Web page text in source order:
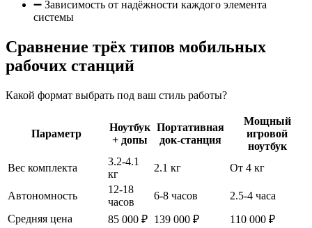
➖ Зависимость от надёжности каждого элемента
системы
Сравнение трёх типов мобильных
рабочих станций
Какой формат выбрать под ваш стиль работы?
Параметр
Ноутбук
+ допы
Портативная
док-станция
Мощный
игровой
ноутбук
Вес комплекта
3.2-4.1
кг
2.1 кг От 4 кг
Автономность
12-18
часов
6-8 часов
2.5-4 часа
Средняя цена
85 000 ₽ 139 000 ₽
110 000 ₽